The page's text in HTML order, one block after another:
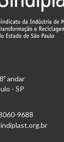
andar
- SP
9688